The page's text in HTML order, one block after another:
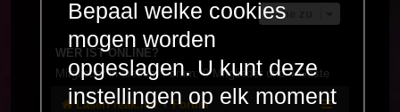
Gehe zu
WER IST ONLINE?
Mitglieder in diesem Forum: 0 Mitglieder und 4 Gäste
LaserFreak.net Forum
Bepaal welke cookies
mogen worden
opgeslagen. U kunt deze
instellingen op elk moment